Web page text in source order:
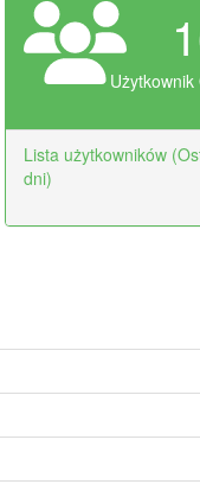
Lista użytkowników
dni)